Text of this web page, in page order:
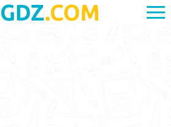
GDZ.COM